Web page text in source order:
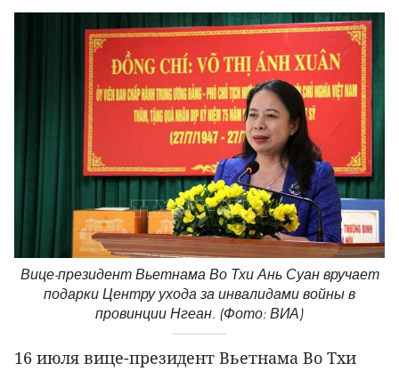
Вице-президент Вьетнама Во Тхи Ань Суан вручает
подарки Центру ухода за инвалидами войны в
провинции Нгеан. (Фото: ВИА)
16 июля вице-президент Вьетнама Во Тхи